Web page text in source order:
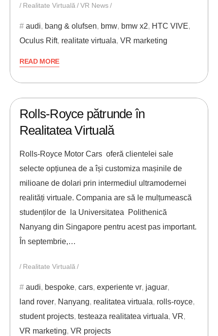
Realitate Virtuală VR News
audi, bang & olufsen, bmw, bmw x2, HTC VIVE,
Oculus Rift, realitate virtuala, VR marketing
READ MORE
Rolls-Royce pătrunde în
Realitatea Virtuală
Rolls-Royce Motor Cars oferă clientelei sale
selecte opțiunea de a își customiza mașinile de
milioane de dolari prin intermediul ultramodernei
realități virtuale. Compania are să le mulțumească
studenților de la Universitatea Polithenică
Nanyang din Singapore pentru acest pas important.
În septembrie,…
Realitate Virtuală
audi, bespoke, cars, experiente vr, jaguar,
land rover, Nanyang, realitatea virtuala, rolls-royce,
student projects, testeaza realitatea virtuala, VR,
VR marketing, VR projects